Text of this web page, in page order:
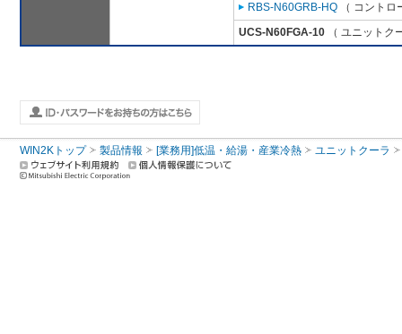
RBS-N60GRB-HQ （ コント
UCS-N60FGA-10 （ ユニットク
WIN2Kトップ 製品情報 [業務用]低温・給湯・産業冷熱 ユニットクーラ